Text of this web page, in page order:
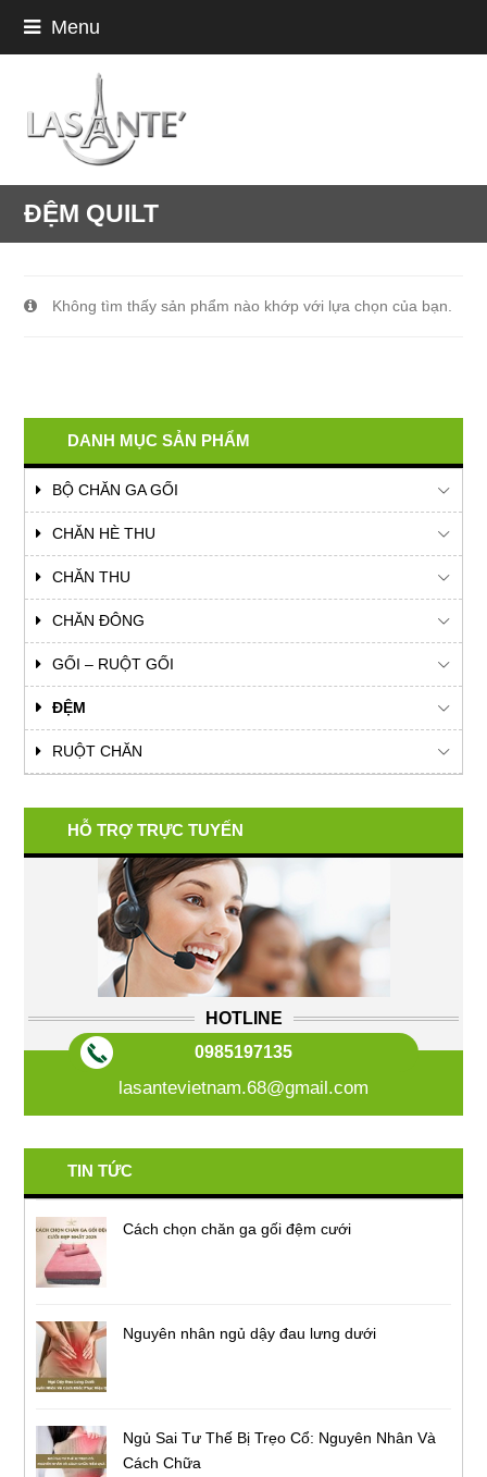
Menu
ĐỆM QUILT
Không tìm thấy sản phẩm nào khớp với lựa chọn của bạn.
DANH MỤC SẢN PHẨM
BỘ CHĂN GA GỐI
CHĂN HÈ THU
CHĂN THU
CHĂN ĐÔNG
GỐI – RUỘT GỐI
ĐỆM
RUỘT CHĂN
HỖ TRỢ TRỰC TUYẾN
HOTLINE
0985197135
lasantevietnam.68@gmail.com
TIN TỨC
Cách chọn chăn ga gối đệm cưới
Nguyên nhân ngủ dậy đau lưng dưới
Ngủ Sai Tư Thế Bị Trẹo Cổ: Nguyên Nhân Và
Cách Chữa